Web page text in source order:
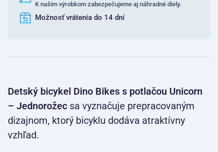
K našim výrobkom zabezpečujeme aj náhradné diely.
Možnosť vrátenia do 14 dní
Detský bicykel Dino Bikes s potlačou Unicorn
– Jednorožec sa vyznačuje prepracovaným
dizajnom, ktorý bicyklu dodáva atraktívny
vzhľad.